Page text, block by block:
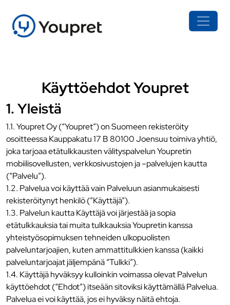
Käyttöehdot Youpret
1. Yleistä
1.1. Youpret Oy (“Youpret”) on Suomeen rekisteröity
osoitteessa Kauppakatu 17 B 80100 Joensuu toimiva yhtiö,
joka tarjoaa etätulkkausten välityspalvelun Youpretin
mobiilisovellusten, verkkosivustojen ja –palvelujen kautta
(“Palvelu”).
1.2. Palvelua voi käyttää vain Palveluun asianmukaisesti
rekisteröitynyt henkilö (”Käyttäjä”).
1.3. Palvelun kautta Käyttäjä voi järjestää ja sopia
etätulkkauksia tai muita tulkkauksia Youpretin kanssa
yhteistyösopimuksen tehneiden ulkopuolisten
palveluntarjoajien, kuten ammattitulkkien kanssa (kaikki
palveluntarjoajat jäljempänä “Tulkki”).
1.4. Käyttäjä hyväksyy kulloinkin voimassa olevat Palvelun
käyttöehdot (“Ehdot”) itseään sitoviksi käyttämällä Palvelua.
Palvelua ei voi käyttää, jos ei hyväksy näitä ehtoja.